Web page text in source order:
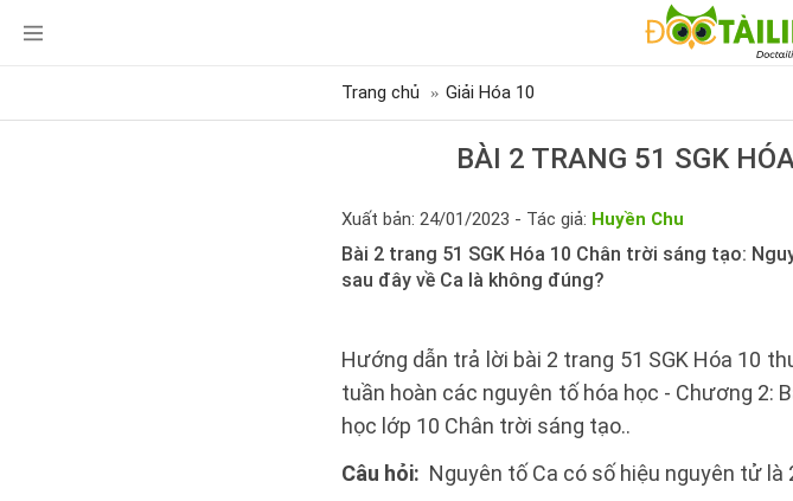
Trang chủ Giải Hóa 10
BÀI 2 TRANG 51 SGK
Xuất bản: 24/01/2023 - Tác giả: Huyền Chu
Bài 2 trang 51 SGK Hóa 10 Chân trời sáng tạo:
sau đây về Ca là không đúng?
Hướng dẫn trả lời bài 2 trang 51 SGK Hóa 10
tuần hoàn các nguyên tố hóa học - Chương 2:
học lớp 10 Chân trời sáng tạo..
Câu hỏi: Nguyên tố Ca có số hiệu nguyên tử là